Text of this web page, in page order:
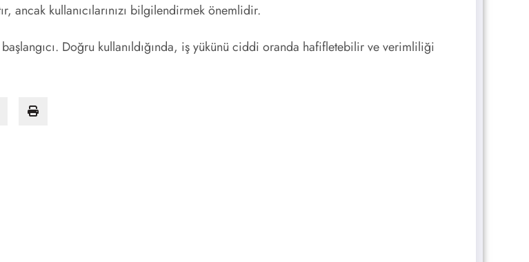
ancak kullanıcılarınızı bilgilendirmek önemlidir.
Doğru kullanıldığında, iş yükünü ciddi oranda hafifletebilir ve verimliliği